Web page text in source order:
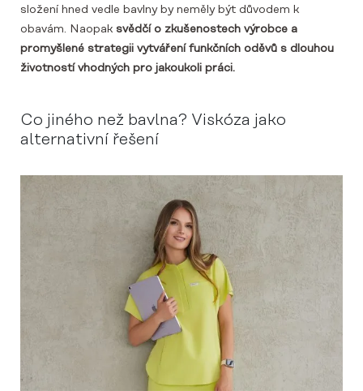
složení hned vedle bavlny by neměly být důvodem k
obavám. Naopak svědčí o zkušenostech výrobce a
promyšlené strategii vytváření funkčních oděvů s dlouhou
životností vhodných pro jakoukoli práci.
Co jiného než bavlna? Viskóza jako
alternativní řešení